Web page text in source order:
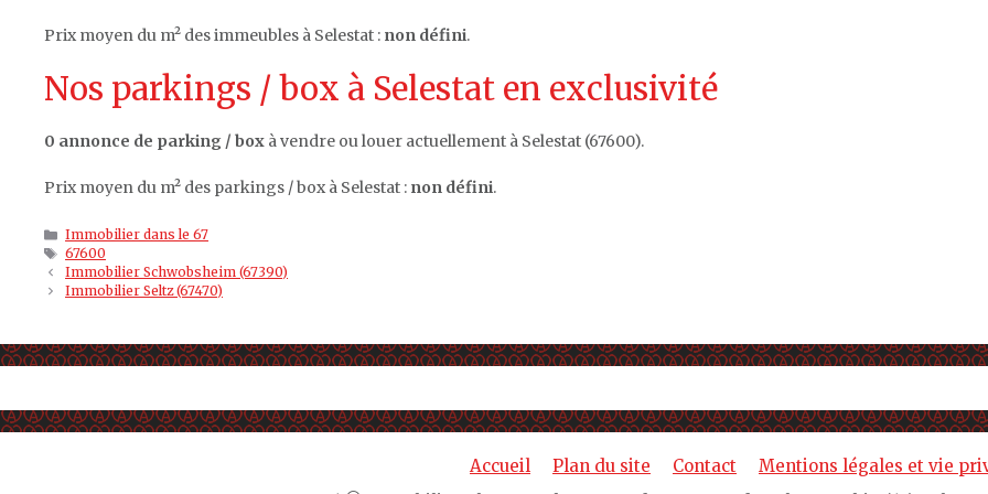
Prix moyen du m² des immeubles à Selestat : non défini.
Nos parkings / box à Selestat en exclusivité
0 annonce de parking / box à vendre ou louer actuellement à Selestat (67600).
Prix moyen du m² des parkings / box à Selestat : non défini.
Catégories
Immobilier dans le 67
Étiquettes
67600
Immobilier Schwobsheim (67390)
Immobilier Seltz (67470)
Accueil Plan du site Contact
Mentions légales et vie